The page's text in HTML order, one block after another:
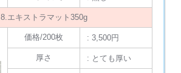
8.エキストラマット350g
価格/200枚 : 3,500円
厚さ : とても厚い